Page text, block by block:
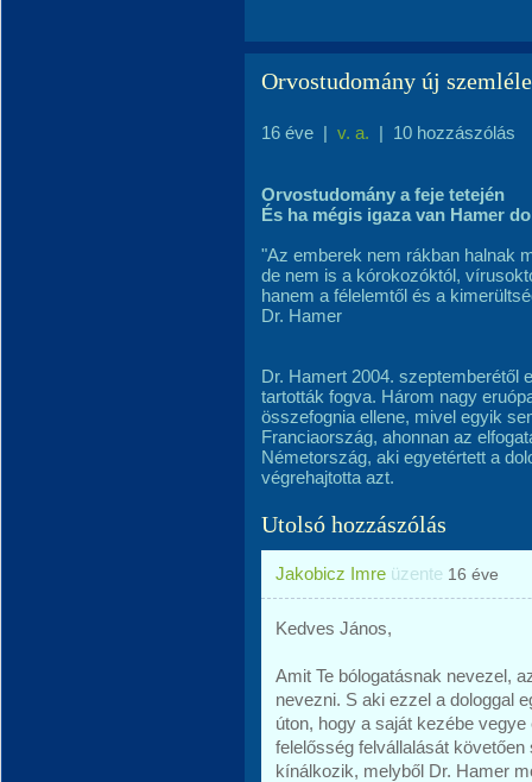
Orvostudomány új
16 éve | v. a. | 10 hozzászólás
Orvostudomány a feje tetején
És ha mégis igaza van Hamer
"Az emberek nem rákban halnak
de nem is a kórokozóktól,
hanem a félelemtől és a
Dr. Hamer
Dr. Hamert 2004. szeptemberétől
tartották fogva. Három nagy
összefognia ellene, mivel egyik
Franciaország, ahonnan az
Németország, aki egyetértett a
végrehajtotta azt.
Utolsó hozzászólás
Jakobicz Imre üzente 16 éve
Kedves János,
Amit Te bólogatásnak nevezel,
nevezni. S aki ezzel a dologgal
úton, hogy a saját kezébe
felelősség felvállalását
kínálkozik, melyből Dr. Hamer